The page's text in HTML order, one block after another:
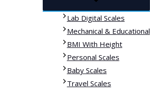
Lab Digital Scales
Mechanical & Educational
BMI With Height
Personal Scales
Baby Scales
Travel Scales